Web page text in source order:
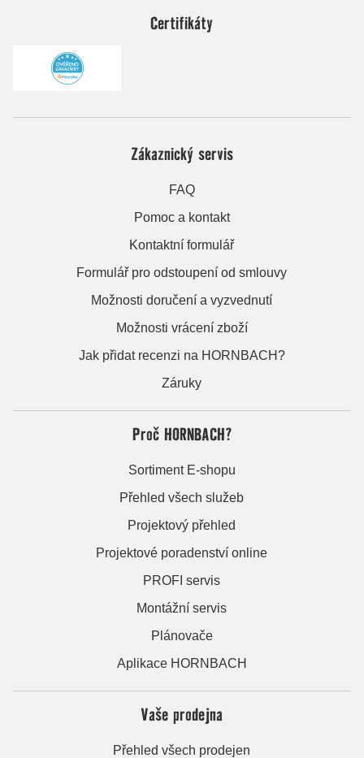
Certifikáty
Zákaznický servis
FAQ
Pomoc a kontakt
Kontaktní formulář
Formulář pro odstoupení od smlouvy
Možnosti doručení a vyzvednutí
Možnosti vrácení zboží
Jak přidat recenzi na HORNBACH?
Záruky
Proč HORNBACH?
Sortiment E-shopu
Přehled všech služeb
Projektový přehled
Projektové poradenství online
PROFI servis
Montážní servis
Plánovače
Aplikace HORNBACH
Vaše prodejna
Přehled všech prodejen